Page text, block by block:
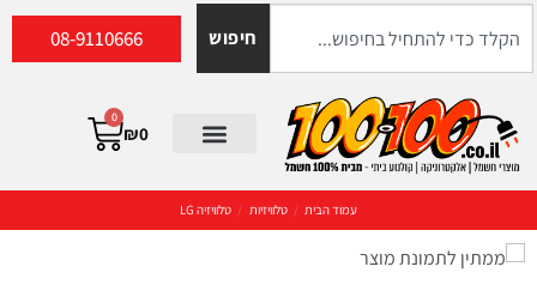
חיפוש 08-9110666
₪0
0
עמוד הבית / טלוויזיות / טלוויזיה LG